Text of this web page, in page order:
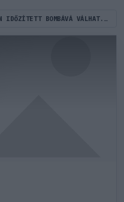
MARKO: VERSTAPPEN IDŐZÍTETT BOMBÁVÁ VÁLHAT...